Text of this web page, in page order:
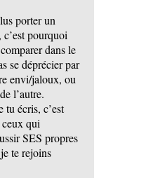
porter un
pourquoi
dans le
se déprécier par
envi/jaloux, ou
l’autre.
tu écris, c’est
qui
SES propres
te rejoins